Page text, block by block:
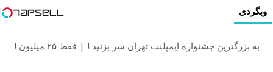
وبگردی
به بزرگترین جشنواره ایمپلنت تهران سر بزنید ! | فقط ۲۵ میلیون !